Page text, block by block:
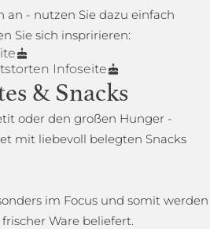
an - nutzen Sie dazu einfach
Sie sich inspririeren:
Infoseite
& Snacks
oder den großen Hunger -
mit liebevoll belegten Snacks
im Focus und somit werden
Ware beliefert.